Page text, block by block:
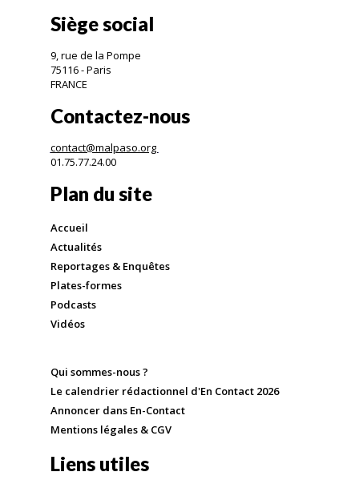
Siège social
9, rue de la Pompe
75116 - Paris
FRANCE
Contactez-nous
contact@malpaso.org
01.75.77.24.00
Plan du site
Accueil
Actualités
Reportages & Enquêtes
Plates-formes
Podcasts
Vidéos
Qui sommes-nous ?
Le calendrier rédactionnel d'En Contact 2026
Annoncer dans En-Contact
Mentions légales & CGV
Liens utiles